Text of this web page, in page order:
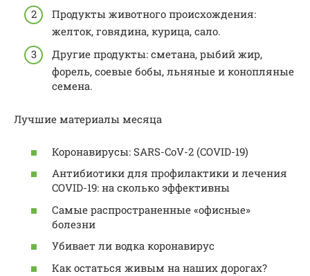
Продукты животного происхождения:
желток, говядина, курица, сало.
Другие продукты: сметана, рыбий жир,
форель, соевые бобы, льняные и конопляные
семена.
Лучшие материалы месяца
Коронавирусы: SARS-CoV-2 (COVID-19)
Антибиотики для профилактики и лечения
COVID-19: на сколько эффективны
Самые распространенные «офисные»
болезни
Убивает ли водка коронавирус
Как остаться живым на наших дорогах?